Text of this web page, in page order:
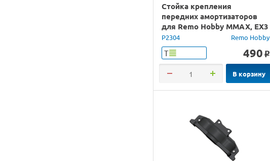
Стойка крепления
передних амортизаторов
для Remo Hobby MMAX, EX3
1/10
P2304 Remo Hobby
Т 490 o
В корзину